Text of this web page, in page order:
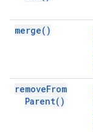
merge( )
removeFrom
Parent( )